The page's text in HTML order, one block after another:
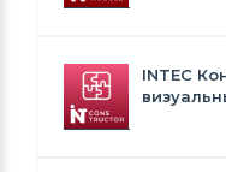
INTEC